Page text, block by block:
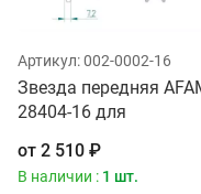
Артикул:002-0002-16
Звезда передняя
28404-16 для
от 2 510 ₽
В наличии : 1 шт.